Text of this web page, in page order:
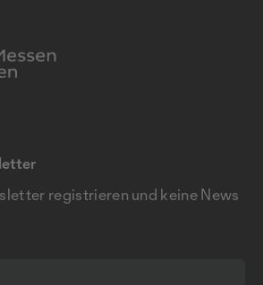
registrieren und keine News